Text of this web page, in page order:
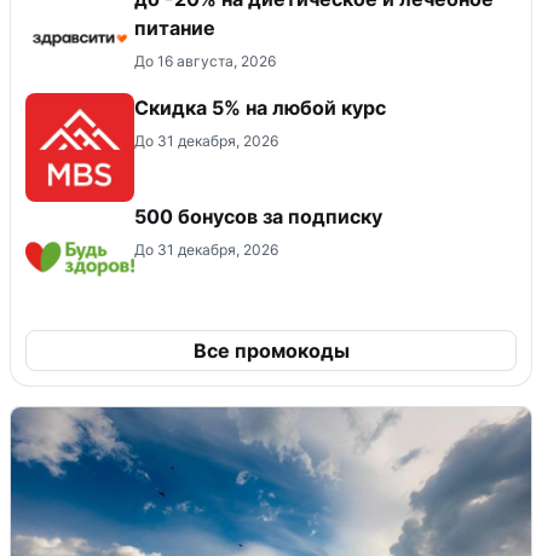
питание
До 16 августа, 2026
Скидка 5% на любой курс
До 31 декабря, 2026
500 бонусов за подписку
До 31 декабря, 2026
Все промокоды